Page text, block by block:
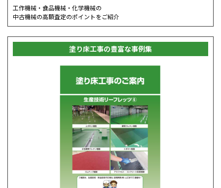
工作機械・食品機械・化学機械の
中古機械の高額査定のポイントをご紹介
塗り床工事の豊富な事例集